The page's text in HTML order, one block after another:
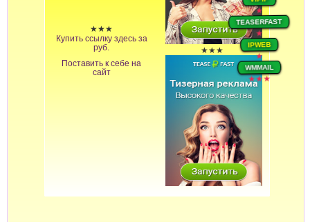
VIPIP
★
TEASERFAST
★
IPWEB
★
WMMAIL
★★★
★★★
Купить ссылку здесь за
руб.
Поставить к себе на
сайт
★★★